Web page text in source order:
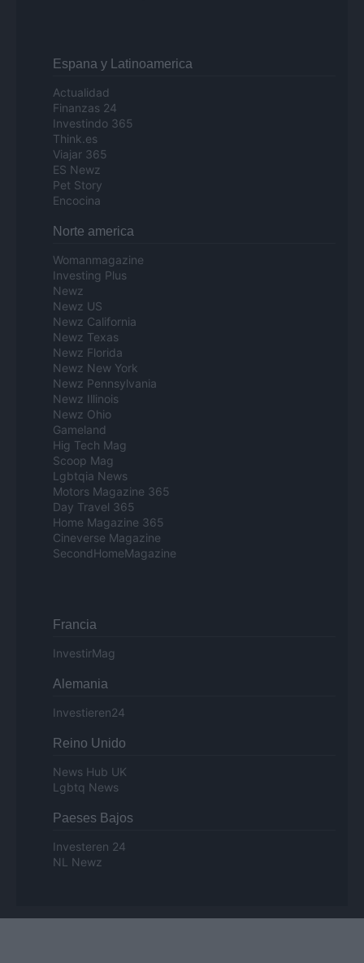
Espana y Latinoamerica
Actualidad
Finanzas 24
Investindo 365
Think.es
Viajar 365
ES Newz
Pet Story
Encocina
Norte america
Womanmagazine
Investing Plus
Newz
Newz US
Newz California
Newz Texas
Newz Florida
Newz New York
Newz Pennsylvania
Newz Illinois
Newz Ohio
Gameland
Hig Tech Mag
Scoop Mag
Lgbtqia News
Motors Magazine 365
Day Travel 365
Home Magazine 365
Cineverse Magazine
SecondHomeMagazine
Francia
InvestirMag
Alemania
Investieren24
Reino Unido
News Hub UK
Lgbtq News
Paeses Bajos
Investeren 24
NL Newz